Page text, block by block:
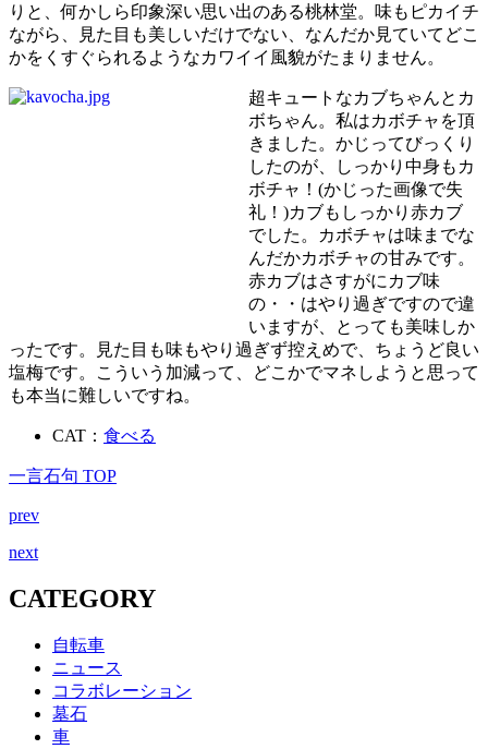
りと、何かしら印象深い思い出のある桃林堂。味もピカイチ
ながら、見た目も美しいだけでない、なんだか見ていてどこ
かをくすぐられるようなカワイイ風貌がたまりません。
超キュートなカブちゃんとカ
ボちゃん。私はカボチャを頂
きました。かじってびっくり
したのが、しっかり中身もカ
ボチャ！(かじった画像で失
礼！)カブもしっかり赤カブ
でした。カボチャは味までな
んだかカボチャの甘みです。
赤カブはさすがにカブ味
の・・はやり過ぎですので違
いますが、とっても美味しか
ったです。見た目も味もやり過ぎず控えめで、ちょうど良い
塩梅です。こういう加減って、どこかでマネしようと思って
も本当に難しいですね。
CAT： 食べる
一言石句 TOP
prev
next
CATEGORY
自転車
ニュース
コラボレーション
墓石
車